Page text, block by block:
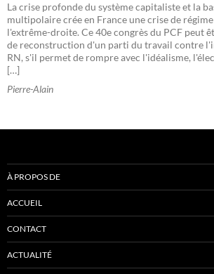
La crise profonde du système capitaliste et la
multipolaire crée en France une crise de
l'extrême-droite. Ce 40e congrès du PCF peut
de reconstruction d'un parti du travail contre
RN, s'il permet de rompre avec l'idéalisme,
[…]
Pierre-Alain
À PROPOS DE
ACCUEIL
CONTACT
ACTUALITÉ